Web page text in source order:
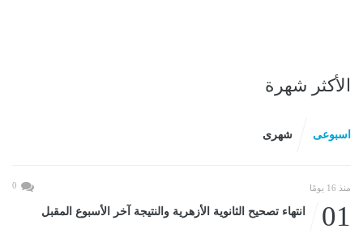
الأكثر شهرة
اسبوعى شهرى
منذ 16 يومًا 0
01 انتهاء تصحيح الثانوية الأزهرية والنتيجة آخر الأسبوع المقبل